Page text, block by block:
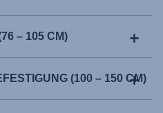
– 105 CM)
(100 – 150 CM)